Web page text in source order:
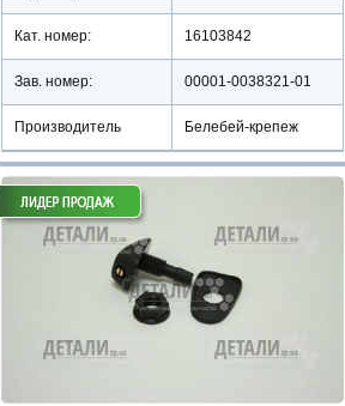
Кат. номер: 16103842
Зав. номер: 00001-0038321-01
Производитель Белебей-крепеж